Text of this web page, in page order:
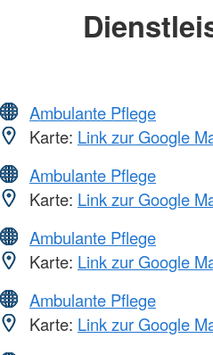
Ambulante Pflege
Karte: Link zur Google
Ambulante Pflege
Karte: Link zur Google
Ambulante Pflege
Karte: Link zur Google
Ambulante Pflege
Karte: Link zur Google